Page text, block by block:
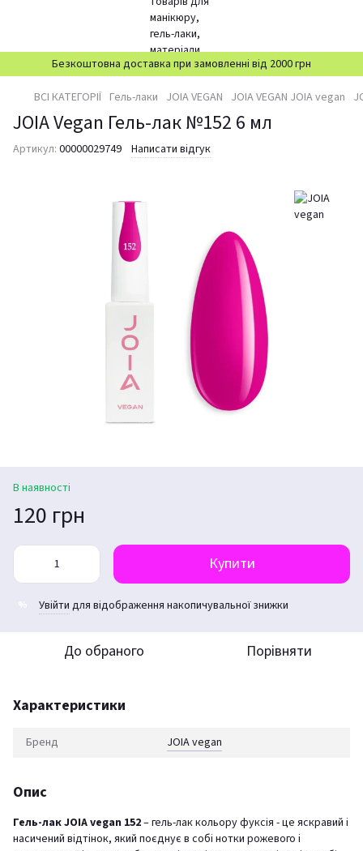
Безкоштовна доставка при замовленні від 2000 грн
ВСІ КАТЕГОРІЇ Гель-лаки JOIA VEGAN JOIA VEGAN JOIA vegan
JOIA Vegan Гель-лак №152 6 мл
Артикул: 00000029749 Написати відгук
В наявності
120 грн
Купити
Увійти для відображення накопичувальної знижки
До обраного Порівняти
Характеристики
Бренд JOIA vegan
Опис
Гель-лак JOIA vegan 152– гель-лак кольору фуксія - це яскравий і
насичений відтінок, який поєднує в собі нотки рожевого і